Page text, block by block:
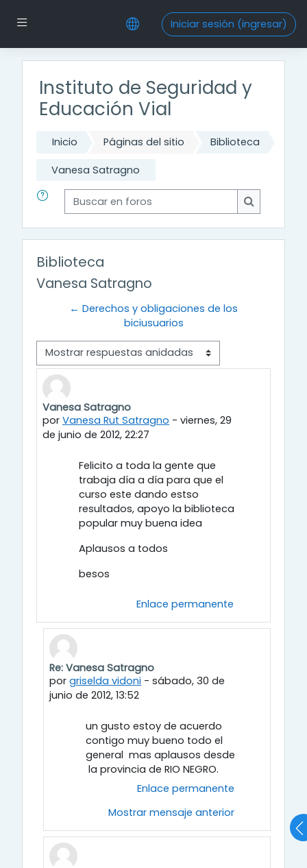
Pánel lateral Iniciar sesión (ingresar)
Instituto de Seguridad y
Educación Vial
Inicio Páginas del sitio Biblioteca
Vanesa Satragno
Buscar en foros
Buscar en
Biblioteca
Vanesa Satragno
← Derechos y obligaciones de los
biciusuarios
Modo de visualización
Vanesa Satragno
por Vanesa Rut Satragno - viernes, 29
de junio de 2012, 22:27
Número de respuestas: 2
Felicito a toda la gente que
trabaja día a día para que el
curso este dando estso
resultados, apoyo la biblioteca
popular muy buena idea
Aplausos a todos
besos
Enlace permanente
En respuesta a Vanesa Rut Satragno
Re: Vanesa Satragno
porgriselda vidoni -sábado, 30 de
junio de 2012, 13:52
un gusto estoy de acuerdo
contigo muy bueno todo el
general mas aplausos desde
la provincia de RIO NEGRO.
Enlace permanente
Mostrar mensaje anterior